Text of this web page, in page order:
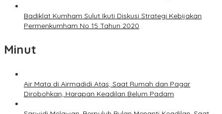
Badiklat Kumham Sulut Ikuti Diskusi Strategi Kebijakan
Permenkumham No 15 Tahun 2020
Minut
Air Mata di Airmadidi Atas, Saat Rumah dan Pagar
Dirobohkan, Harapan Keadilan Belum Padam